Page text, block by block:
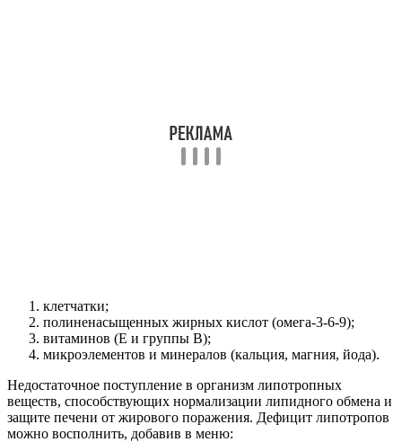
клетчатки;
полиненасыщенных жирных кислот (омега-3-6-9);
витаминов (Е и группы В);
микроэлементов и минералов (кальция, магния, йода).
Недостаточное поступление в организм липотропных
веществ, способствующих нормализации липидного обмена и
защите печени от жирового поражения. Дефицит липотропов
можно восполнить, добавив в меню: